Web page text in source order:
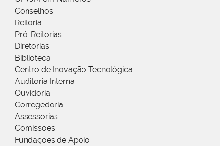
Conselhos
Reitoria
Pró-Reitorias
Diretorias
Biblioteca
Centro de Inovação Tecnológica
Auditoria Interna
Ouvidoria
Corregedoria
Assessorias
Comissões
Fundações de Apoio